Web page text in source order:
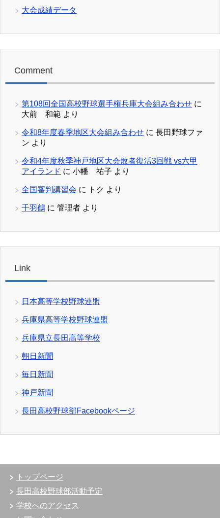
大会成績データ
Comment
第108回全国高校野球選手権兵庫大会組み合わせ に
大前 和範 より
令和8年度春季地区大会組み合わせ に 長田野球ファ
ン より
令和4年度秋季神戸地区大会敗者復活3回戦 vs六甲
アイランド に 小幡 祐子 より
全国審判講習会 に トク より
千羽鶴 に 管理者 より
Link
日本高等学校野球連盟
兵庫県高等学校野球連盟
兵庫県立長田高等学校
朝日新聞
毎日新聞
神戸新聞
長田高校野球部Facebookページ
トップページ
長田高校野球部活動予定
学校へのアクセス